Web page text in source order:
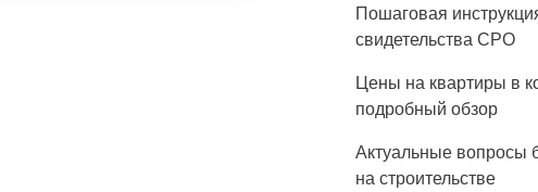
Пошаговая
свидетельства СРО
Цены на квартиры в
подробный обзор
Актуальные вопросы
на строительстве